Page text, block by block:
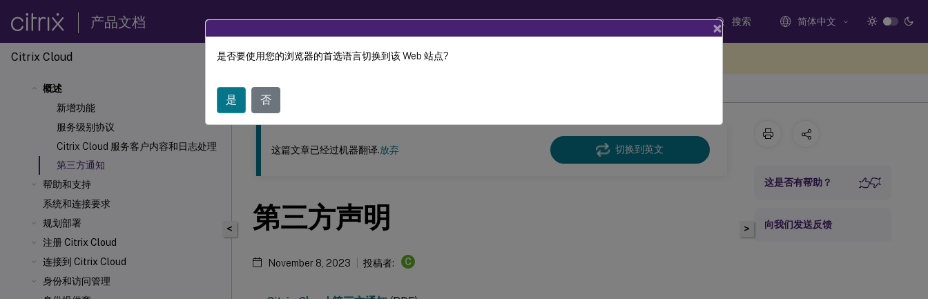
产品文档 搜索 简体中文
Citrix Cloud
概述
新增功能
服务级别协议
Citrix Cloud 服务客户内容和日志处理
第三方通知
帮助和支持
系统和连接要求
规划部署
注册 Citrix Cloud
连接到 Citrix Cloud
身份和访问管理
此内容已经过机器动态翻译。
<
这篇文章已经过机器翻译.放弃 切换到英文
第三方声明
November 8, 2023 投稿者: C
>
这是否有帮助？
向我们发送反馈
×
是否要使用您的浏览器的首选语言切换到该 Web 站点?
是 否